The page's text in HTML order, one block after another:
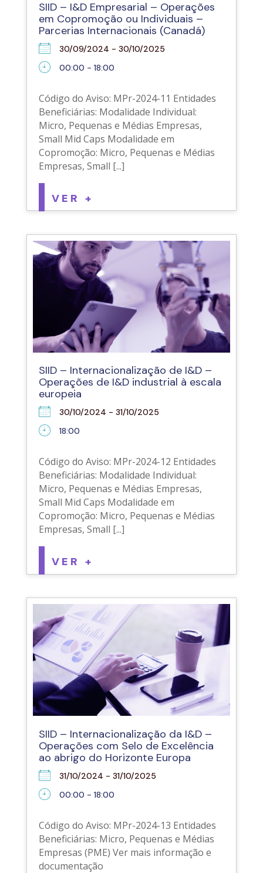
SIID – I&D Empresarial – Operações
em Copromoção ou Individuais –
Parcerias Internacionais (Canadá)
30/09/2024 - 30/10/2025
00:00 - 18:00
Código do Aviso: MPr-2024-11 Entidades
Beneficiárias: Modalidade Individual:
Micro, Pequenas e Médias Empresas,
Small Mid Caps Modalidade em
Copromoção: Micro, Pequenas e Médias
Empresas, Small [...]
VER +
SIID – Internacionalização de I&D –
Operações de I&D industrial à escala
europeia
30/10/2024 - 31/10/2025
18:00
Código do Aviso: MPr-2024-12 Entidades
Beneficiárias: Modalidade Individual:
Micro, Pequenas e Médias Empresas,
Small Mid Caps Modalidade em
Copromoção: Micro, Pequenas e Médias
Empresas, Small [...]
VER +
SIID – Internacionalização da I&D –
Operações com Selo de Excelência
ao abrigo do Horizonte Europa
31/10/2024 - 31/10/2025
00:00 - 18:00
Código do Aviso: MPr-2024-13 Entidades
Beneficiárias: Micro, Pequenas e Médias
Empresas (PME) Ver mais informação e
documentação